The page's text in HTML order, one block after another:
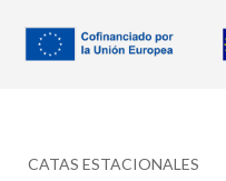
CATAS ESTACIONALES